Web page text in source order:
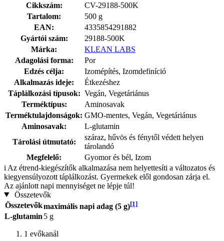
Cikkszám:
CV-29188-500K
Tartalom:
500 g
EAN:
4335854291882
Gyártói szám:
29188-500K
Márka:
KLEAN LABS
Adagolási forma:
Por
Edzés célja:
Izomépítés, Izomdefiníció
Alkalmazás ideje:
Étkezéshez
Táplálkozási típusok: Vegán, Vegetáriánus
Terméktípus:
Aminosavak
Terméktulajdonságok: GMO-mentes, Vegán, Vegetáriánus
Aminosavak:
L-glutamin
Tárolási útmutató:
száraz, hűvös és fénytől védett helyen
tárolandó
Megfelelő:
Gyomor és bél, Izom
i Az étrend-kiegészítők alkalmazása nem helyettesíti a változatos és
kiegyensúlyozott táplálkozást. Gyermekek elől gondosan zárja el.
Az ajánlott napi mennyiséget ne lépje túl!
Összetevők
Összetevőkmaximális napi adag (5 g)[1]
L-glutamin 5 g
1 evőkanál